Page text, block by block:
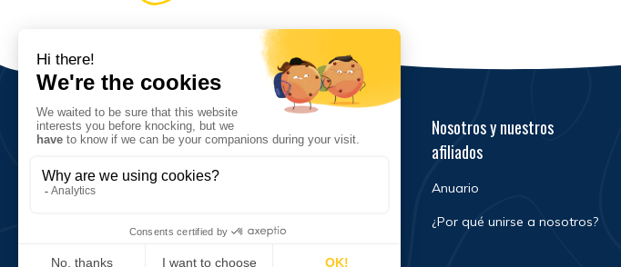
5, quai de la Saône
Historia
Nosotros y nuestros
afiliados
Anuario
¿Por qué unirse a nosotros?